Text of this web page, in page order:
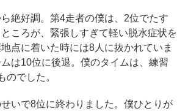
絶好調。第4走者の僕は、2位でたす
ころが、緊張しすぎて軽い脱水症状を
点に着いた時には8人に抜かれていま
は10位に後退。僕のタイムは、練習
のでした。
いで8位に終わりました。僕ひとりが